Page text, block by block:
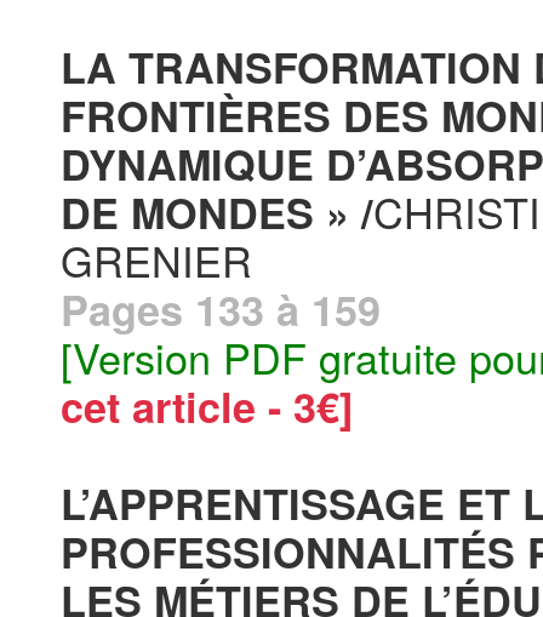
LA TRANSFORMATION
FRONTIÈRES DES
DYNAMIQUE
DE MONDES » /
GRENIER
Pages 133 à 159
[Version PDF gratuite
cet article - 3€]
L’APPRENTISSAGE
PROFESSIONNALITÉS
LES MÉTIERS DE